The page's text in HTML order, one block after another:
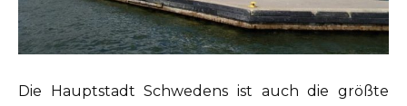
Die Hauptstadt Schwedens ist auch die größte